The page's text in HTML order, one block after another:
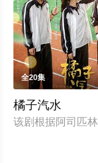
全20集
橘子汽水
该剧根据阿司匹